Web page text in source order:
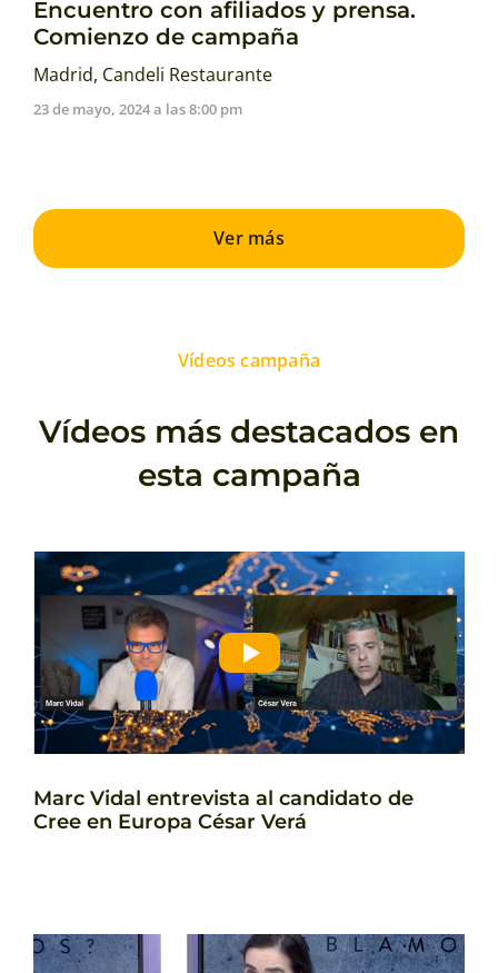
Encuentro con afiliados y prensa.
Comienzo de campaña
Madrid, Candeli Restaurante
23 de mayo, 2024 a las 8:00 pm
Ver más
Vídeos campaña
Vídeos más destacados en
esta campaña
Marc Vidal entrevista al candidato de
Cree en Europa César Verá